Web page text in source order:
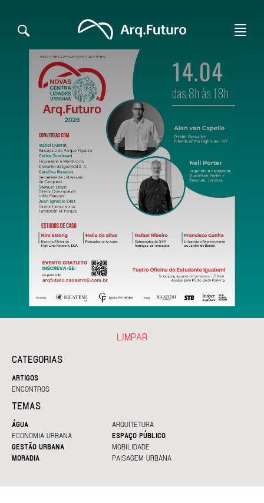
CATEGORIAS
ARTIGOS
ENCONTROS
TEMAS
ÁGUA
ARQUITETURA
ECONOMIA URBANA
ESPAÇO PÚBLICO
GESTÃO URBANA
MOBILIDADE
MORADIA
PAISAGEM URBANA
LIMPAR